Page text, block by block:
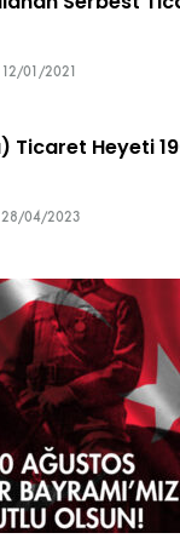
12/01/2021
Ticaret Heyeti
28/04/2023